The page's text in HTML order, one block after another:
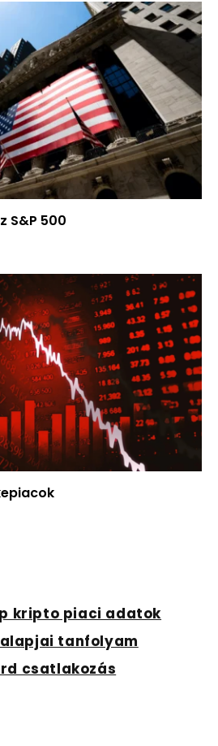
S&P 500
kripto piaci adatok
tanfolyam
csatlakozás